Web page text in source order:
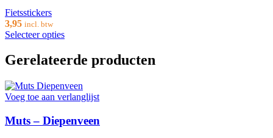
Fietsstickers
3,95 incl. btw
Selecteer opties
Gerelateerde producten
Voeg toe aan verlanglijst
Muts – Diepenveen